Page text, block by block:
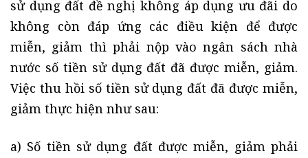
sử dụng đất đề nghị không áp dụng ưu đãi do
không còn đáp ứng các điều kiện để được
miễn, giảm thì phải nộp vào ngân sách nhà
nước số tiền sử dụng đất đã được miễn, giảm.
Việc thu hồi số tiền sử dụng đất đã được miễn,
giảm thực hiện như sau:
a) Số tiền sử dụng đất được miễn, giảm phải